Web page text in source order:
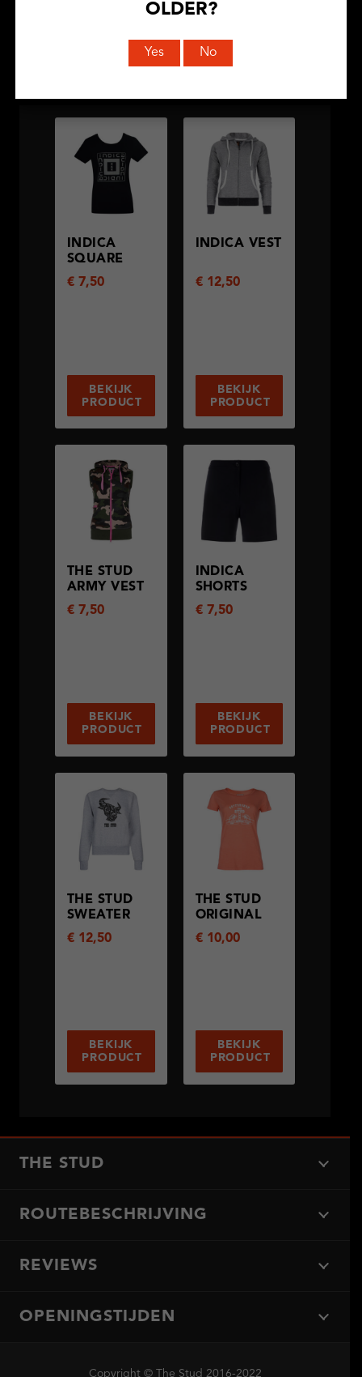
INDICA
SQUARE
€ 7,50
BEKIJK
PRODUCT
INDICA VEST
€12,50
BEKIJK
PRODUCT
THE STUD
ARMY VEST
€ 7,50
BEKIJK
PRODUCT
INDICA
SHORTS
€7,50
BEKIJK
PRODUCT
THE STUD
SWEATER
€ 12,50
BEKIJK
PRODUCT
THE STUD
ORIGINAL
€10,00
BEKIJK
PRODUCT
THE STUD
ROUTEBESCHRIJVING
REVIEWS
OPENINGSTIJDEN
Copyright © The Stud 2016-2022
OLDER?
Yes No